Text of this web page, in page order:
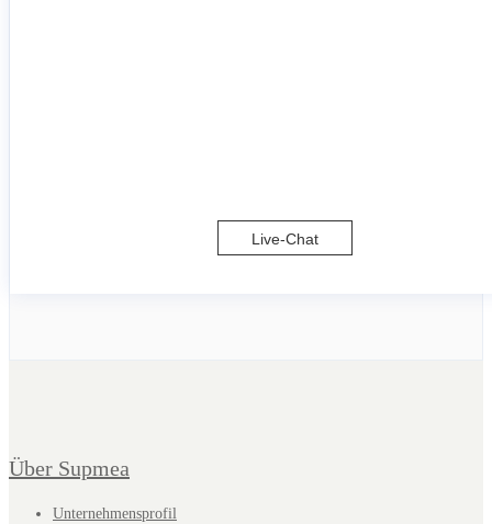
Live-Chat
Über Supmea
Unternehmensprofil